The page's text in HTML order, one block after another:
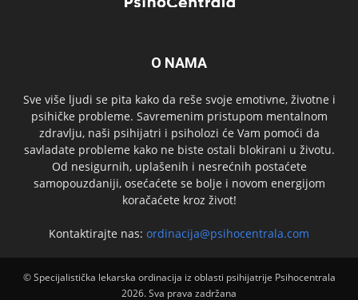
O NAMA
Sve više ljudi se pita kako da reše svoje emotivne, životne i
psihičke probleme. Savremenim pristupom mentalnom
zdravlju, naši psihijatri i psiholozi će Vam pomoći da
savladate probleme kako ne biste ostali blokirani u životu.
Od nesigurnih, uplašenih i nesrećnih postaćete
samopouzdaniji, osećaćete se bolje i novom energijom
koračaćete kroz život!
Kontaktirajte nas: ordinacija@psihocentrala.com
© Specijalistička lekarska ordinacija iz oblasti psihijatrije Psihocentrala
2026. Sva prava zadržana